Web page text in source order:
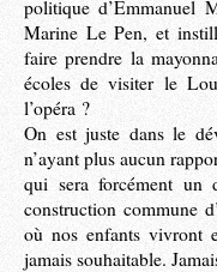
politique d’Emmanuel
Marine Le Pen, et
faire prendre la
écoles de visiter le
l’opéra ?
On est juste dans le
n’ayant plus aucun
qui sera forcément un
construction commune
où nos enfants vivront
jamais souhaitable.